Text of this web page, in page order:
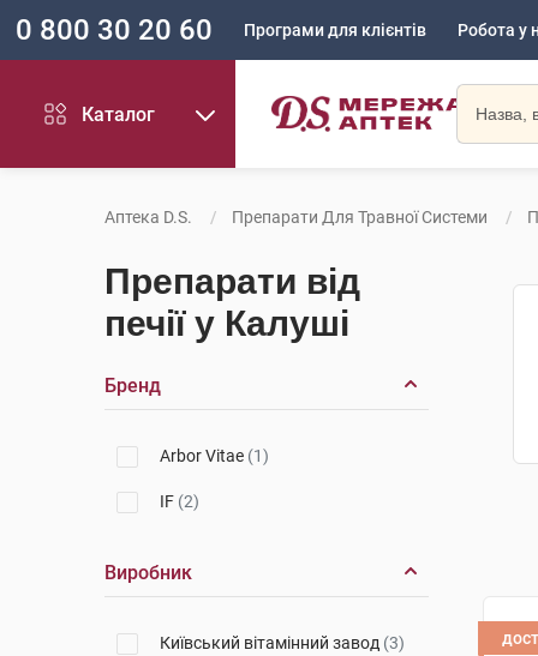
0 800 30 20 60 Програми для клієнтів Робота у
Каталог
Аптека D.S. Препарати Для Травної Системи
Препарати від
печії у Калуші
Бренд
Arbor Vitae (1)
IF (2)
Виробник
Київський вітамінний завод (3)